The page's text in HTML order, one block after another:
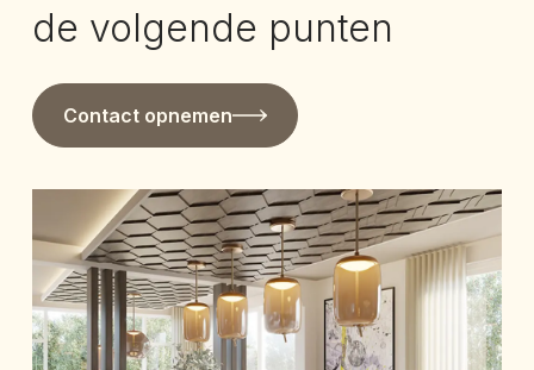
de volgende punten
Contact opnemen